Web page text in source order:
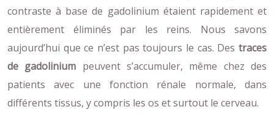
contraste à base de gadolinium étaient rapidement et
entièrement éliminés par les reins. Nous savons
aujourd’hui que ce n’est pas toujours le cas. Des traces
de gadolinium peuvent s’accumuler, même chez des
patients avec une fonction rénale normale, dans
différents tissus, y compris les os et surtout le cerveau.